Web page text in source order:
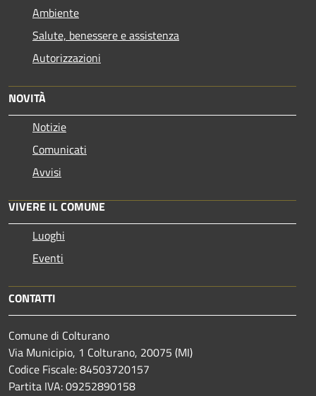
Ambiente
Salute, benessere e assistenza
Autorizzazioni
NOVITÀ
Notizie
Comunicati
Avvisi
VIVERE IL COMUNE
Luoghi
Eventi
CONTATTI
Comune di Colturano
Via Municipio, 1 Colturano, 20075 (MI)
Codice Fiscale: 84503720157
Partita IVA: 09252890158